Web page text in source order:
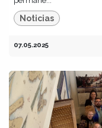
Noticias
07.05.2025